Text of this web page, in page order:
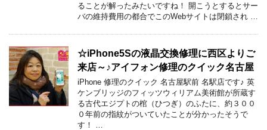
ることが解ったみたいですね！ 開こうとするとサー
バの維持費用の都合でこのWebサイトは閉鎖され …
☆iPhone5Sの液晶交換修理に西区よりご
来店～♪アイフォン修理のクイック名古屋
iPhone 修理のクイック 名古屋駅前 名駅店です♪ 英
ケンブリッジのフィッツウィリアム美術館が所蔵す
る古代エジプトの棺（ひつぎ）のふたに、約３００
０年前の指紋がついていたことが分かったそうで
す！ …